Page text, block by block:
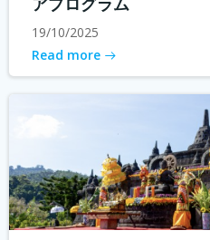
19/10/2025
Read more